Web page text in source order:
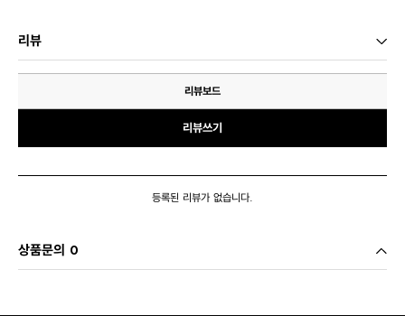
리뷰
리뷰보드
리뷰쓰기
등록된 리뷰가 없습니다.
상품문의 0